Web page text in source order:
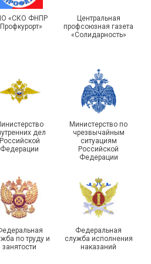
с
Единство традиций и сила
духа
215-й юбилей
государственной
Республике Саха (Якутия)
«СКО ФНПР
Центральная
профсоюзная газета
«Солидарность»
дел
Российской
Федерации
Министерство по
чрезвычайным
ситуациям
Российской
Федерации
по труду и
занятости
Федеральная
служба исполнения
наказаний